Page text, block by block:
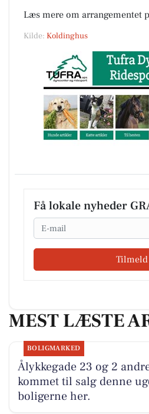
Læs mere om arrangementet
Kilde: Koldinghus
Få lokale nyheder
Email
Tilmeld
MEST LÆSTE
BOLIGMARKED
Ålykkegade 23 og 2
kommet til salg denne
boligerne her.